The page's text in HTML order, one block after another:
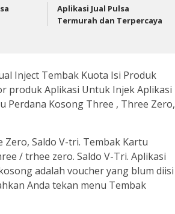
Aplikasi Jual Pulsa
Termurah dan Terpercaya
Inject Tembak Kuota Isi Produk
produk Aplikasi Untuk Injek Aplikasi
Perdana Kosong Three , Three Zero,
Saldo V-tri. Tembak Kartu
/ trhee zero. Saldo V-Tri. Aplikasi
adalah voucher yang blum diisi
Anda tekan menu Tembak